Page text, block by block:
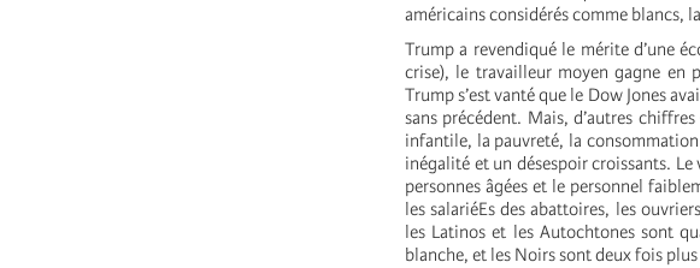
américains considérés comme blancs,
Trump a revendiqué le mérite d’une
crise), le travailleur moyen gagne en
Trump s’est vanté que le Dow Jones
sans précédent. Mais, d’autres
infantile, la pauvreté, la
inégalité et un désespoir croissants.
personnes âgées et le personnel
les salariéEs des abattoires, les
les Latinos et les Autochtones sont
blanche, et les Noirs sont deux fois